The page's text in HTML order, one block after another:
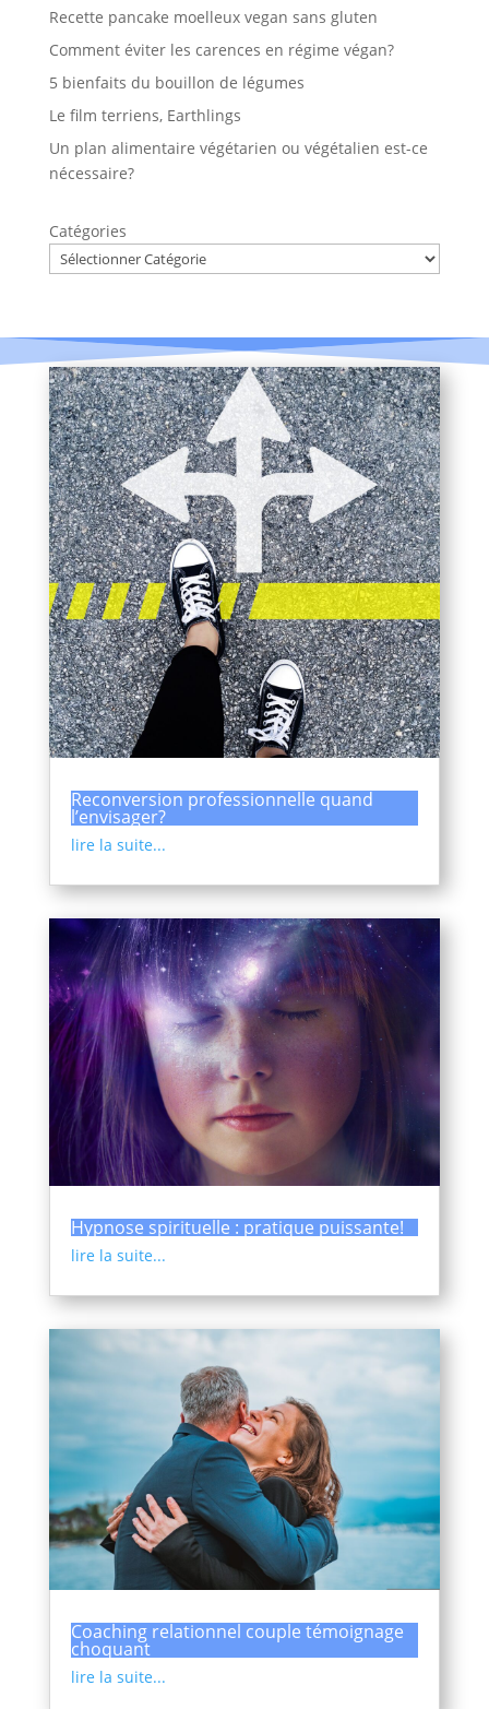
Recette pancake moelleux vegan sans gluten
Comment éviter les carences en régime végan?
5 bienfaits du bouillon de légumes
Le film terriens, Earthlings
Un plan alimentaire végétarien ou végétalien est-ce
nécessaire?
Catégories
Reconversion professionnelle quand
l’envisager?
lire la suite...
Hypnose spirituelle : pratique puissante!
lire la suite...
Coaching relationnel couple témoignage
choquant
lire la suite...